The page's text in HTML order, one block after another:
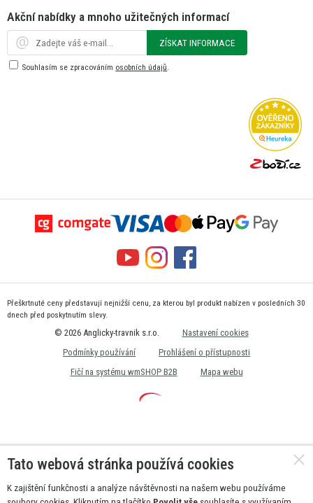
Akční nabídky a mnoho užitečných informací
ZÍSKAT INFORMACE
Souhlasím se zpracováním osobních údajů
Přeškrtnuté ceny představují nejnižší cenu, za kterou byl produkt nabízen v posledních 30
dnech před poskytnutím slevy.
© 2026 Anglicky-travnik s.r.o.
Nastavení cookies
Podmínky používání
Prohlášení o přístupnosti
Fičí na systému wmSHOP B2B
Mapa webu
Tato webová stránka používá cookies
K zajištění funkčnosti a analýze návštěvnosti na našem webu používáme